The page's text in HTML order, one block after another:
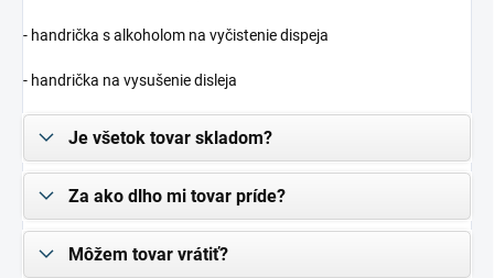
- handrička s alkoholom na vyčistenie dispeja
- handrička na vysušenie disleja
Je všetok tovar skladom?
Za ako dlho mi tovar príde?
Môžem tovar vrátiť?